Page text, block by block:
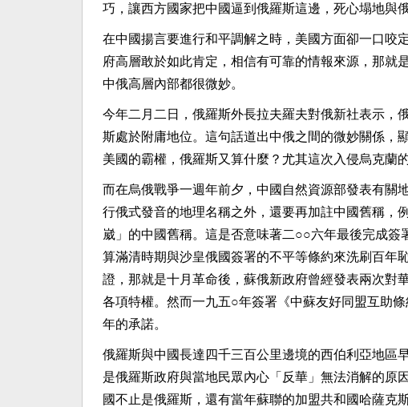
巧，讓西方國家把中國逼到俄羅斯這邊，死心塌地與
在中國揚言要進行和平調解之時，美國方面卻一口咬
府高層敢於如此肯定，相信有可靠的情報來源，那就
中俄高層內部都很微妙。
今年二月二日，俄羅斯外長拉夫羅夫對俄新社表示，
斯處於附庸地位。這句話道出中俄之間的微妙關係，
美國的霸權，俄羅斯又算什麼？尤其這次入侵烏克蘭
而在烏俄戰爭一週年前夕，中國自然資源部發表有關
行俄式發音的地理名稱之外，還要再加註中國舊稱，
崴」的中國舊稱。這是否意味著二○○六年最後完成
算滿清時期與沙皇俄國簽署的不平等條約來洗刷百年
證，那就是十月革命後，蘇俄新政府曾經發表兩次對
各項特權。然而一九五○年簽署《中蘇友好同盟互助
年的承諾。
俄羅斯與中國長達四千三百公里邊境的西伯利亞地區
是俄羅斯政府與當地民眾內心「反華」無法消解的原
國不止是俄羅斯，還有當年蘇聯的加盟共和國哈薩克